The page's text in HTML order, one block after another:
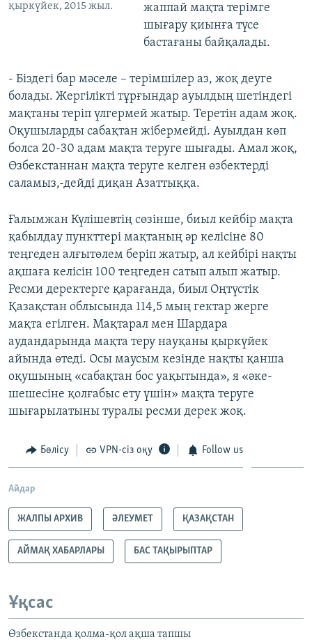
қыркүйек, 2015 жыл.
жаппай мақта терімге
шығару қиынға түсе
бастағаны байқалады.
- Біздегі бар мәселе – терімшілер аз, жоқ деуге
болады. Жергілікті тұрғындар ауылдың шетіндегі
мақтаны теріп үлгермей жатыр. Теретін адам жоқ.
Оқушыларды сабақтан жібермейді. Ауылдан көп
болса 20-30 адам мақта теруге шығады. Амал жоқ,
Өзбекстаннан мақта теруге келген өзбектерді
саламыз,-дейді диқан Азаттыққа.
Ғалымжан Күлішевтің сөзінше, биыл кейбір мақта
қабылдау пункттері мақтаның әр келісіне 80
теңгеден алғытөлем беріп жатыр, ал кейбірі нақты
ақшаға келісін 100 теңгеден сатып алып жатыр.
Ресми деректерге қарағанда, биыл Оңтүстік
Қазақстан облысында 114,5 мың гектар жерге
мақта егілген. Мақтарал мен Шардара
аудандарында мақта теру науқаны қыркүйек
айында өтеді. Осы маусым кезінде нақты қанша
оқушының «сабақтан бос уақытында», я «әке-
шешесіне қолғабыс ету үшін» мақта теруге
шығарылатыны туралы ресми дерек жоқ.
Бөлісу VPN-сіз оқу Follow us
Айдар
ЖАЛПЫ АРХИВ ӘЛЕУМЕТ ҚАЗАҚСТАН
АЙМАҚ ХАБАРЛАРЫ БАС ТАҚЫРЫПТАР
Ұқсас
Өзбекстанда қолма-қол ақша тапшы